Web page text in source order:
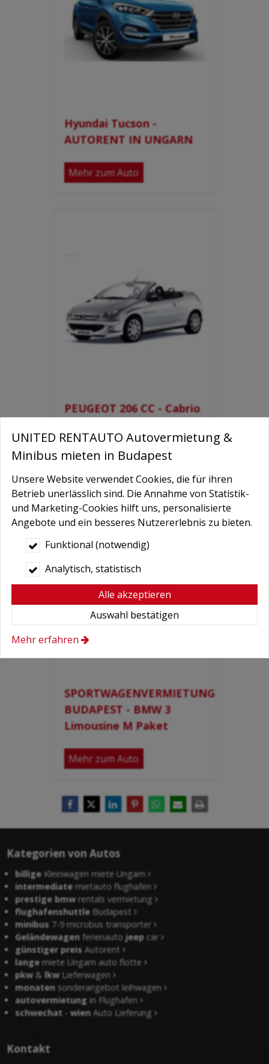
Hyundai Tucson -
AUTORENT IN UNGARN
Mehr zum Auto
PEUGEOT 206 CC - Cabrio
Mehr zum Auto
SPORTWAGENVERMIETUNG
BUDAPEST - BMW 3
Limousine M Paket
Mehr zum Auto
Kategorien von Autos
billige Kleinwagen miete Ungarn
intermediate mietauto flughafen
prestige bmwrentals vermietung
flughafenshuttle Budapest
minibus 7-9 microbus transporter
Geländewagen ferienautojeep car
günstiger preis Autorent
lange miete Ungarn auto flotte
pkw&lkwLieferwagen
monaten sonderangebot leihwagen
autovermietung in Flughafen
schwechat -wien Auto Lieferung
Kontakt
UNITED RENTAUTO Autovermietung &
Minibus mieten in Budapest
Unsere Website verwendet Cookies, die für ihren
Betrieb unerlässlich sind. Die Annahme von Statistik-
und Marketing-Cookies hilft uns, personalisierte
Angebote und ein besseres Nutzererlebnis zu bieten.
Funktional (notwendig)
Analytisch, statistisch
Alle akzeptieren
Auswahl bestätigen
Mehr erfahren